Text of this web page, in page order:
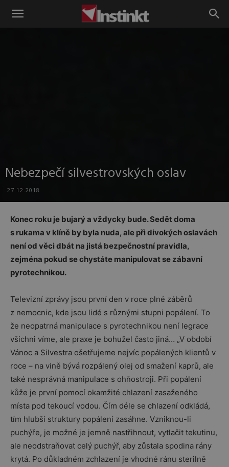
Instinkt
Nebezpečí silvestrovských oslav
27.12.2018
Konec roku je bujarý a vždycky bude. Sedět doma
s rukama v klíně by byla nuda, ale při divokých oslavách
není od věci dbát na jistá bezpečnostní pravidla,
zejména pokud se chystáte manipulovat se zábavní
pyrotechnikou.
Televizní zprávy jsou první den v roce plné záběrů
z nemocnic, kde jsou lidé s různými stupni popálení. To
že neopatrná manipulace s pyrotechnikou není legrace
všichni víme, ale praxe je bohužel často jiná… „V období
Vánoc a Silvestra ošetřujeme nejvíc popálených klientů v
roce – na vině bývá rozpálený olej od smažení kaprů, ale
také nesprávná manipulace s ohňostroji. Při popálení
kůže je první pomocí okamžité chlazení zasaženého
místa pod tekoucí vodou. Čím déle se chlazení odkládá,
tím hlubší struktury popálení zasáhne. Vzniknou-li
puchýře, je možné je jemně nastřihnout, vytlačit tekutinu,
ale neodstraňovat celý puchýř, aby zůstala spodina rány
krytá. Po důkladném zchlazení je vhodné ránu sterilně